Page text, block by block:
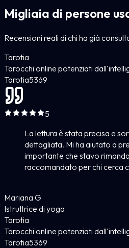
Migliaia di persone
Recensioni reali di chi ha già
Tarotia
Tarocchi online potenziati
Tarotia5369
5
La lettura è stata precisa e
dettagliata. Mi ha aiutato a
importante che stavo
raccomandato per chi cerca
Mariana G
Istruttrice di yoga
Tarotia
Tarocchi online potenziati
Tarotia5369